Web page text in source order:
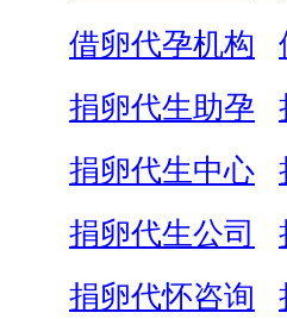
借卵代孕机构
捐卵代生助孕
捐卵代生中心
捐卵代生公司
捐卵代怀咨询